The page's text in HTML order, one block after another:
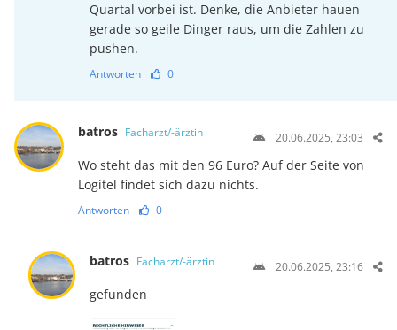
Quartal vorbei ist. Denke, die Anbieter hauen
gerade so geile Dinger raus, um die Zahlen zu
pushen.
Antworten 0
batros Facharzt/-ärztin 20.06.2025, 23:03
Wo steht das mit den 96 Euro? Auf der Seite von
Logitel findet sich dazu nichts.
Antworten 0
batros Facharzt/-ärztin 20.06.2025, 23:16
gefunden